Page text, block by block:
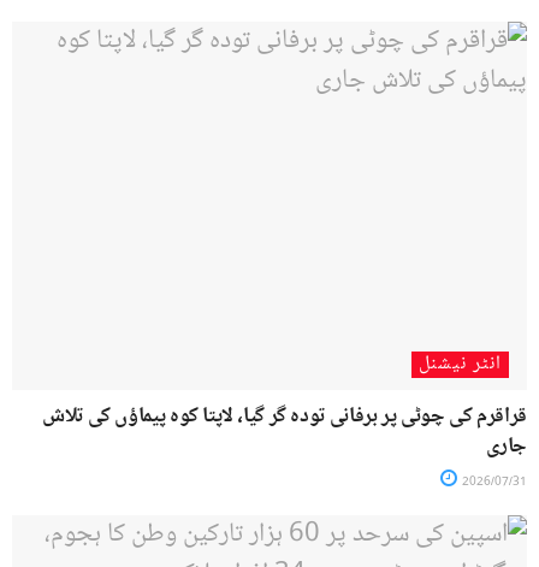
انٹر نیشنل
قراقرم کی چوٹی پر برفانی تودہ گر گیا، لاپتا کوہ پیماؤں کی تلاش
جاری
2026/07/31